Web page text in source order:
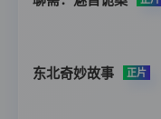
东北奇妙故事 正片